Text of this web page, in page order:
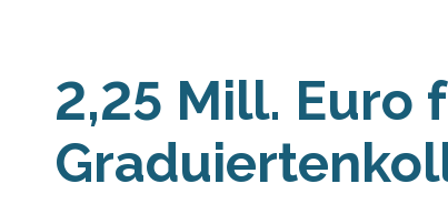
2,25 Mill. Euro